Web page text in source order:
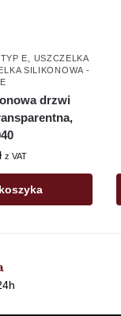
E, USZCZELKA
SILIKONOWA -
drzwi
z VAT